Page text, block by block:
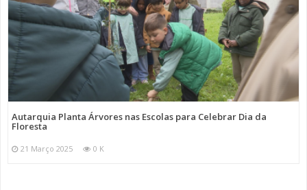
Autarquia Planta Árvores nas Escolas para Celebrar Dia da
Floresta
21 Março 2025 0 K